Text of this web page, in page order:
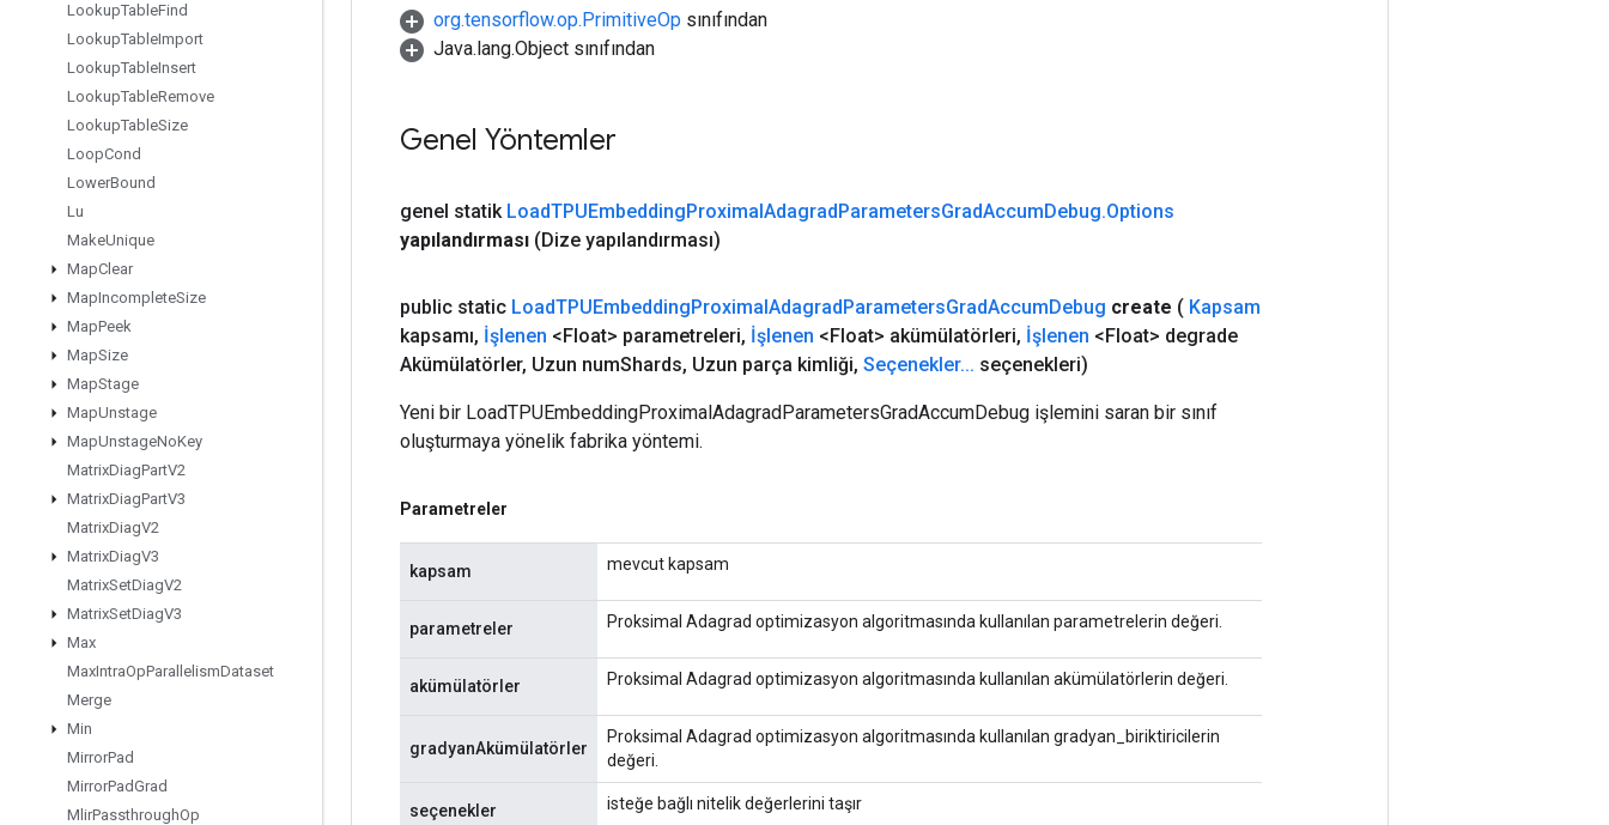
LookupTableFind
LookupTableImport
LookupTableInsert
LookupTableRemove
LookupTableSize
LoopCond
LowerBound
Lu
MakeUnique
MapClear
MapIncompleteSize
MapPeek
MapSize
MapStage
MapUnstage
MapUnstageNoKey
MatrixDiagPartV2
MatrixDiagPartV3
MatrixDiagV2
MatrixDiagV3
MatrixSetDiagV2
MatrixSetDiagV3
Max
MaxIntraOpParallelismDataset
Merge
Min
MirrorPad
MirrorPadGrad
MlirPassthroughOp
org.tensorflow.op.PrimitiveOp sınıfından
Java.lang.Object sınıfından
Genel Yöntemler
genel statik LoadTPUEmbeddingProximalAdagradParametersGradAccumDebug.Options
yapılandırması (Dize yapılandırması)
public static LoadTPUEmbeddingProximalAdagradParametersGradAccumDebug create ( Kapsam
kapsamı, İşlenen <Float> parametreleri, İşlenen <Float> akümülatörleri, İşlenen <Float> degrade
Akümülatörler, Uzun numShards, Uzun parça kimliği, Seçenekler... seçenekleri)
Yeni bir LoadTPUEmbeddingProximalAdagradParametersGradAccumDebug işlemini saran bir sınıf
oluşturmaya yönelik fabrika yöntemi.
Parametreler
kapsam mevcut kapsam
parametreler Proksimal Adagrad optimizasyon algoritmasında kullanılan parametrelerin değeri.
akümülatörler Proksimal Adagrad optimizasyon algoritmasında kullanılan akümülatörlerin değeri.
gradyanAkümülatörler
Proksimal Adagrad optimizasyon algoritmasında kullanılan gradyan_biriktiricilerin
değeri.
seçenekler isteğe bağlı nitelik değerlerini taşır